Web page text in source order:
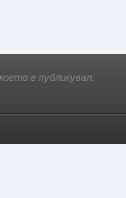
е публикувал.